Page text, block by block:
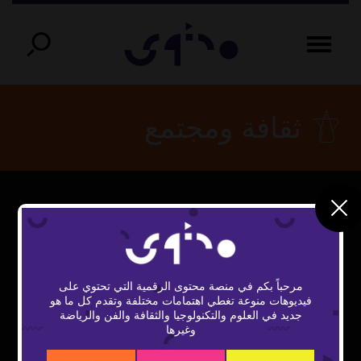
Play
مرحباً بكم في منصة محتوى الرقمية التي تحتوي على
فيديوهات منوعة تغطي اهتمامات مختلفة وتقدم كل ما هو
جديد في العلوم والتكنولوجيا والثقافة والفن والرياضة
وغيرها